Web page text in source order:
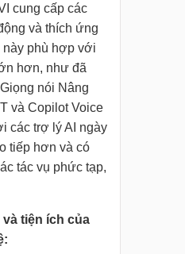
cung cấp các
và thích ứng
phù hợp với
hơn, như đã
nói Nâng
và Copilot Voice
các trợ lý AI ngày
tiếp hơn và có
tác vụ phức tạp,
tiện ích của